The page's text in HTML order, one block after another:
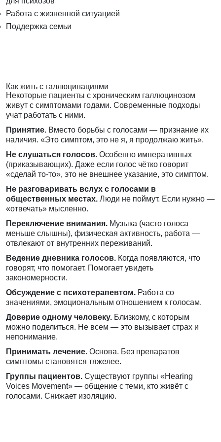
Работа с жизненной ситуацией
Поддержка семьи
Как жить с галлюцинациями
Некоторые пациенты с хроническим галлюцинозом
живут с симптомами годами. Современные подходы
учат работать с ними.
Принятие. Вместо борьбы с голосами — признание их
наличия. «Это симптом, это не я, я продолжаю жить».
Не слушаться голосов. Особенно императивных
(приказывающих). Даже если голос чётко говорит
«сделай то-то», это не внешнее указание, это симптом.
Не разговаривать вслух с голосами в
общественных местах. Люди не поймут. Если нужно —
«отвечать» мысленно.
Переключение внимания. Музыка (часто голоса
меньше слышны), физическая активность, работа —
отвлекают от внутренних переживаний.
Ведение дневника голосов. Когда появляются, что
говорят, что помогает. Помогает увидеть
закономерности.
Обсуждение с психотерапевтом. Работа со
значениями, эмоциональным отношением к голосам.
Доверие одному человеку. Близкому, с которым
можно поделиться. Не всем — это вызывает страх и
непонимание.
Принимать лечение. Основа. Без препаратов
симптомы становятся тяжелее.
Группы пациентов. Существуют группы «Hearing
Voices Movement» — общение с теми, кто живёт с
голосами. Снижает изоляцию.